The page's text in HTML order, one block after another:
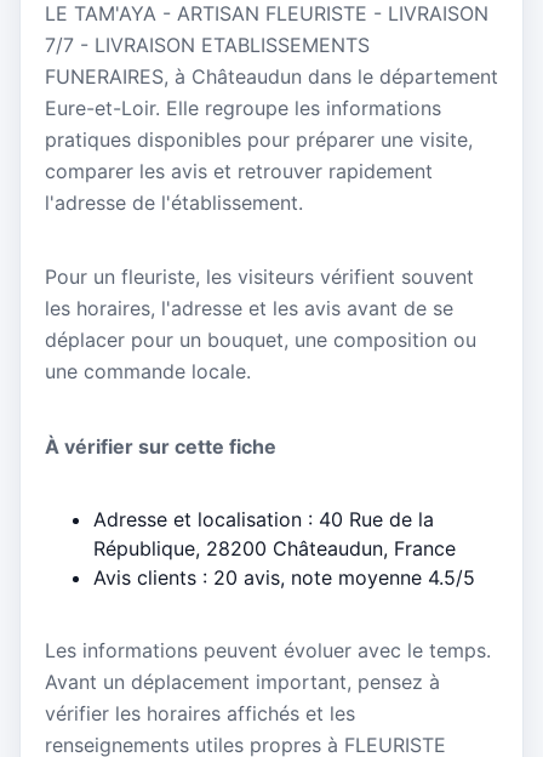
LE TAM'AYA - ARTISAN FLEURISTE - LIVRAISON
7/7 - LIVRAISON ETABLISSEMENTS
FUNERAIRES, à Châteaudun dans le département
Eure-et-Loir. Elle regroupe les informations
pratiques disponibles pour préparer une visite,
comparer les avis et retrouver rapidement
l'adresse de l'établissement.
Pour un fleuriste, les visiteurs vérifient souvent
les horaires, l'adresse et les avis avant de se
déplacer pour un bouquet, une composition ou
une commande locale.
À vérifier sur cette fiche
Adresse et localisation : 40 Rue de la
République, 28200 Châteaudun, France
Avis clients : 20 avis, note moyenne 4.5/5
Les informations peuvent évoluer avec le temps.
Avant un déplacement important, pensez à
vérifier les horaires affichés et les
renseignements utiles propres à FLEURISTE